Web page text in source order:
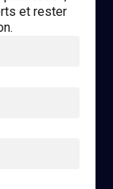
et rester